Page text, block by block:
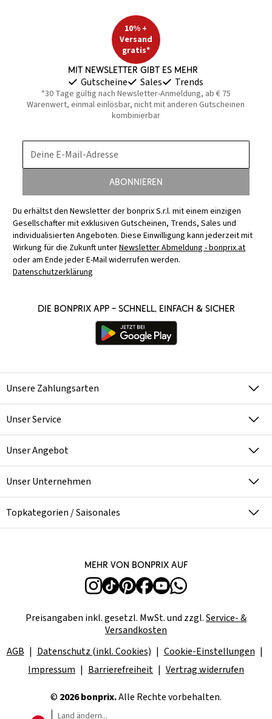
10% +
Versand
gratis*
Mit Newsletter gibt es mehr
Gutscheine Sales Trends
*30 Tage gültig nach Newsletter-Anmeldung, ab € 75
Warenwert, einmal einlösbar, nicht mit anderen Gutscheinen
kombinierbar
Deine E-Mail-Adresse
Abonnieren
Du erhältst den Newsletter der bonprix S.r.l. mit einem einzigen
Gesellschafter mit exklusiven Gutscheinen, Trends, Sales und
individualisierten Angeboten. Diese Einwilligung kann jederzeit mit
Wirkung für die Zukunft unterNewsletter Abmeldung - bonprix.at
oder am Ende jeder E-Mail widerrufen werden.
Datenschutzerklärung
Die bonprix App – schnell, einfach & sicher
Unsere Zahlungsarten
Unser Service
Unser Angebot
Unser Unternehmen
Topkategorien / Saisonales
Mehr von bonprix auf
Preisangaben inkl. gesetzl. MwSt. und zzgl.Service- &
Versandkosten
AGB
Datenschutz (inkl. Cookies)
Cookie-Einstellungen
Impressum
Barrierefreiheit Vertrag widerrufen
© 2026 bonprix.Alle Rechte vorbehalten.
Land ändern...